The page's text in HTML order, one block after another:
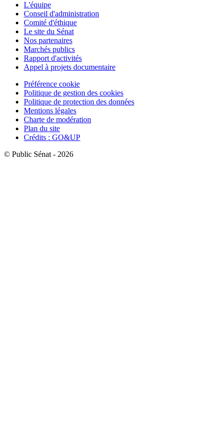
L'équipe
Conseil d'administration
Comité d'éthique
Le site du Sénat
Nos partenaires
Marchés publics
Rapport d'activités
Appel à projets documentaire
Préférence cookie
Politique de gestion des cookies
Politique de protection des données
Mentions légales
Charte de modération
Plan du site
Crédits : GO&UP
© Public Sénat - 2026